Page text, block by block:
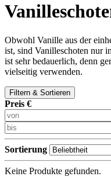
Obwohl Vanille aus der
ist, sind Vanilleschoten nur
ist sehr bedauerlich, denn
vielseitig verwenden.
Filtern & Sortieren
Preis €
Sortierung
Keine Produkte gefunden.